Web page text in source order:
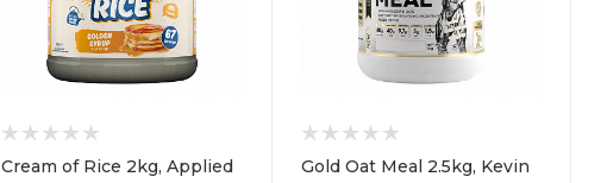
Cream of Rice 2kg, Applied
Gold Oat Meal 2.5kg, Kevin